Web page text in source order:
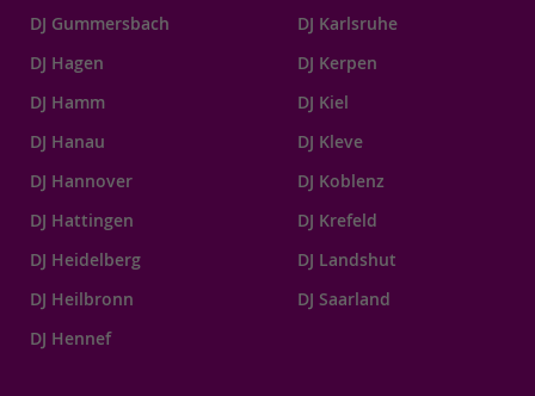
DJ Gummersbach
DJ Hagen
DJ Hamm
DJ Hanau
DJ Hannover
DJ Hattingen
DJ Heidelberg
DJ Heilbronn
DJ Hennef
DJ Karlsruhe
DJ Kerpen
DJ Kiel
DJ Kleve
DJ Koblenz
DJ Krefeld
DJ Landshut
DJ Saarland